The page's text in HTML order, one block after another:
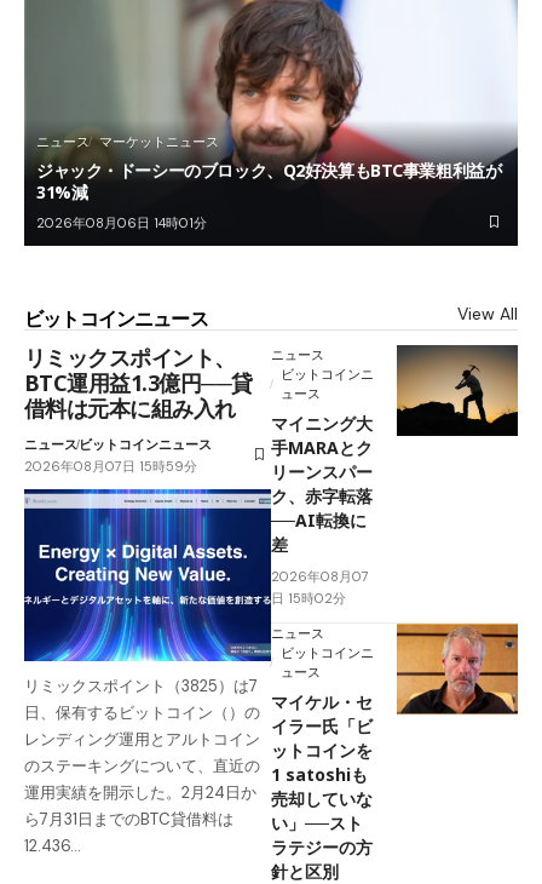
ニュース マーケットニュース
ジャック・ドーシーのブロック、Q2好決算もBTC事業粗利益が
31%減
2026年08月06日 14時01分
ビットコインニュース View All
リミックスポイント、
BTC運用益1.3億円──貸
借料は元本に組み入れ
ニュースビットコインニュース
2026年08月07日 15時59分
リミックスポイント（3825）は7
日、保有するビットコイン（）の
レンディング運用とアルトコイン
のステーキングについて、直近の
運用実績を開示した。2月24日か
ら7月31日までのBTC貸借料は
12.436…
ニュース
ビットコインニ
ュース
マイニング大
手MARAとク
リーンスパー
ク、赤字転落
──AI転換に
差
2026年08月07
日 15時02分
ニュース
ビットコインニ
ュース
マイケル・セ
イラー氏「ビ
ットコインを
1 satoshiも
売却していな
い」──スト
ラテジーの方
針と区別